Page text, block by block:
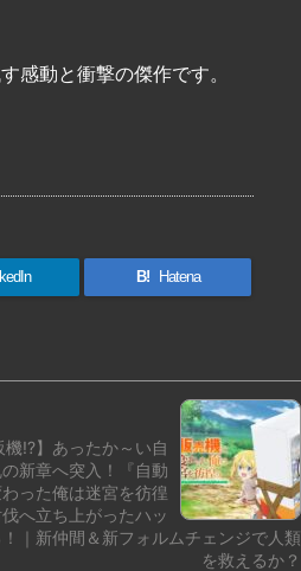
感動と衝撃の傑作です。
B! Hatena
機!?】あったか～い自
新章へ突入！『自動
った俺は迷宮を彷徨
へ立ち上がったハッ
｜新仲間＆新フォルムチェンジで人類
を救えるか？